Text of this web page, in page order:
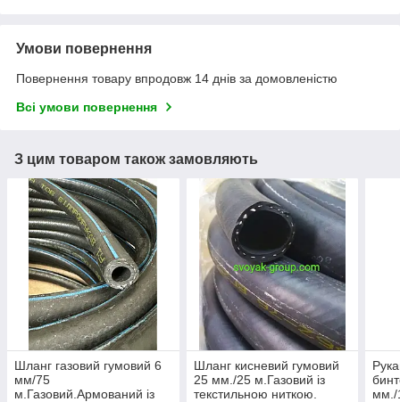
Умови повернення
Повернення товару впродовж 14 днів за домовленістю
Всі умови повернення
З цим товаром також замовляють
Шланг газовий гумовий 6
мм/75
м.Газовий.Армований із
Шланг кисневий гумовий
25 мм./25 м.Газовий із
текстильною ниткою.
мм./